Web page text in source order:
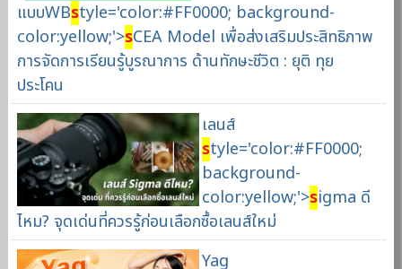
แบบWBstyle='color:#FF0000; background-
color:yellow;'>sCEA Model เพื่อส่งเสริมประสิทธิภาพ
การจัดการเรียนรู้บูรณาการ ด้านทักษะชีวิต : ยุติ ทุย
ประโคน
เลนส์
style='color:#FF0000;
background-
color:yellow;'>sigma ดี
ไหม? จุดเด่นที่ควรรู้ก่อนเลือกซื้อเลนส์ใหม่
Yag